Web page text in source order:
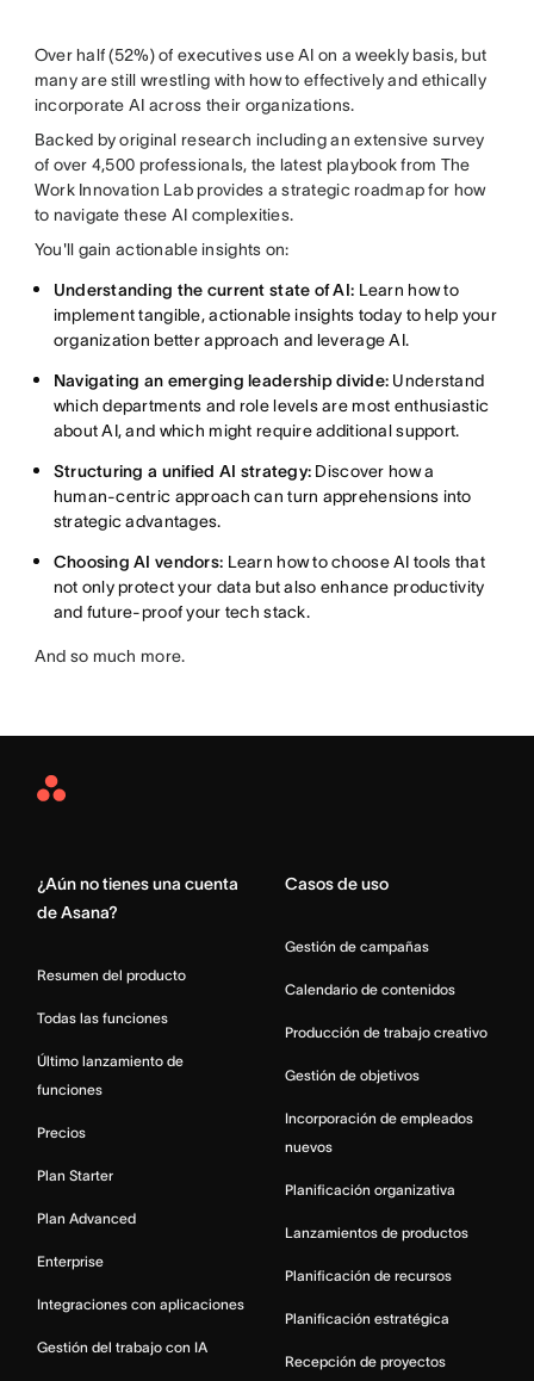
Over half (52%) of executives use AI on a weekly basis, but
many are still wrestling with how to effectively and ethically
incorporate AI across their organizations.
Backed by original research including an extensive survey
of over 4,500 professionals, the latest playbook from The
Work Innovation Lab provides a strategic roadmap for how
to navigate these AI complexities.
You'll gain actionable insights on:
Understanding the current state of AI: Learn how to
implement tangible, actionable insights today to help your
organization better approach and leverage AI.
Navigating an emerging leadership divide: Understand
which departments and role levels are most enthusiastic
about AI, and which might require additional support.
Structuring a unified AI strategy: Discover how a
human-centric approach can turn apprehensions into
strategic advantages.
Choosing AI vendors: Learn how to choose AI tools that
not only protect your data but also enhance productivity
and future-proof your tech stack.
And so much more.
Asana
¿Aún no tienes una cuenta
de Asana?
Resumen del producto
Todas las funciones
Último lanzamiento de
funciones
Precios
Plan Starter
Plan Advanced
Enterprise
Integraciones con aplicaciones
Gestión del trabajo con IA
Casos de uso
Gestión de campañas
Calendario de contenidos
Producción de trabajo creativo
Gestión de objetivos
Incorporación de empleados
nuevos
Planificación organizativa
Lanzamientos de productos
Planificación de recursos
Planificación estratégica
Recepción de proyectos